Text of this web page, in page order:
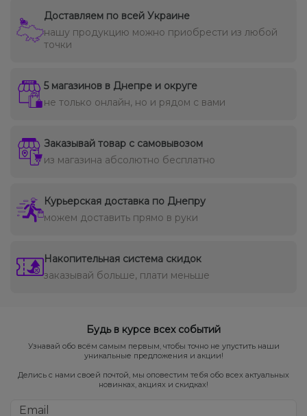
Доставляем по всей Украине
нашу продукцию можно приобрести из любой
точки
5 магазинов в Днепре и округе
не только онлайн, но и рядом с вами
Заказывай товар с самовывозом
из магазина абсолютно бесплатно
Курьерская доставка по Днепру
можем доставить прямо в руки
Накопительная система скидок
заказывай больше, плати меньше
Будь в курсе всех событий
Узнавай обо всём самым первым, чтобы точно не упустить наши
уникальные предложения и акции!
Делись с нами своей почтой, мы оповестим тебя обо всех актуальных
новинках, акциях и скидках!